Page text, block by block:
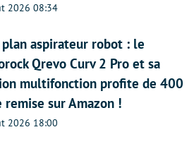
2026 08:34
plan aspirateur robot : le
Qrevo Curv 2 Pro et sa
multifonction profite de 400
remise sur Amazon !
2026 18:00